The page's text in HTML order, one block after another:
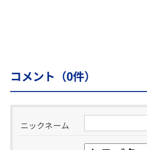
コメント（0件）
ニックネーム